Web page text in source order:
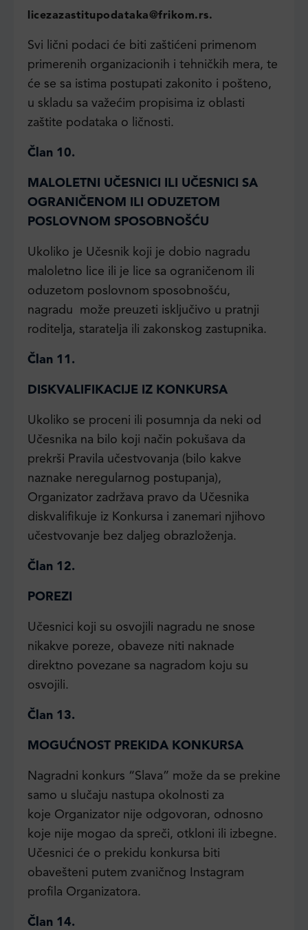
licezazastitupodataka@frikom.rs.
Svi lični podaci će biti zaštićeni primenom
primerenih organizacionih i tehničkih mera, te
će se sa istima postupati zakonito i pošteno,
u skladu sa važećim propisima iz oblasti
zaštite podataka o ličnosti.
Član 10.
MALOLETNI UČESNICI ILI UČESNICI SA
OGRANIČENOM ILI ODUZETOM
POSLOVNOM SPOSOBNOŠĆU
Ukoliko je Učesnik koji je dobio nagradu
maloletno lice ili je lice sa ograničenom ili
oduzetom poslovnom sposobnošću,
nagradu može preuzeti isključivo u pratnji
roditelja, staratelja ili zakonskog zastupnika.
Član 11.
DISKVALIFIKACIJE IZ KONKURSA
Ukoliko se proceni ili posumnja da neki od
Učesnika na bilo koji način pokušava da
prekrši Pravila učestvovanja (bilo kakve
naznake neregularnog postupanja),
Organizator zadržava pravo da Učesnika
diskvalifikuje iz Konkursa i zanemari njihovo
učestvovanje bez daljeg obrazloženja.
Član 12.
POREZI
Učesnici koji su osvojili nagradu ne snose
nikakve poreze, obaveze niti naknade
direktno povezane sa nagradom koju su
osvojili.
Član 13.
MOGUĆNOST PREKIDA KONKURSA
Nagradni konkurs “Slava” može da se prekine
samo u slučaju nastupa okolnosti za
koje Organizator nije odgovoran, odnosno
koje nije mogao da spreči, otkloni ili izbegne.
Učesnici će o prekidu konkursa biti
obavešteni putem zvaničnog Instagram
profila Organizatora.
Član 14.